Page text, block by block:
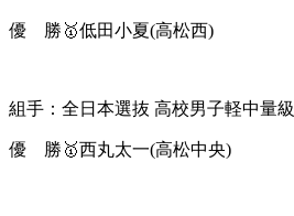
優 勝🥇低田小夏(高松西)
組手：全日本選抜 高校男子軽中量級
優 勝🥇西丸太一(高松中央)